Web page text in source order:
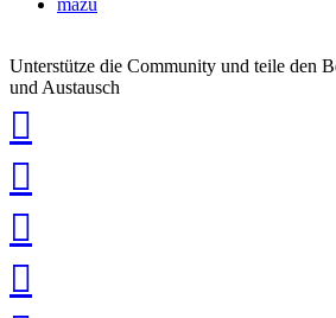
mazu
Unterstütze die Community und teile den
und Austausch
teilen
teilen
teilen
teilen